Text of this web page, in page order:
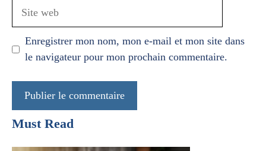
Enregistrer mon nom, mon e-mail et mon site dans
le navigateur pour mon prochain commentaire.
Must Read